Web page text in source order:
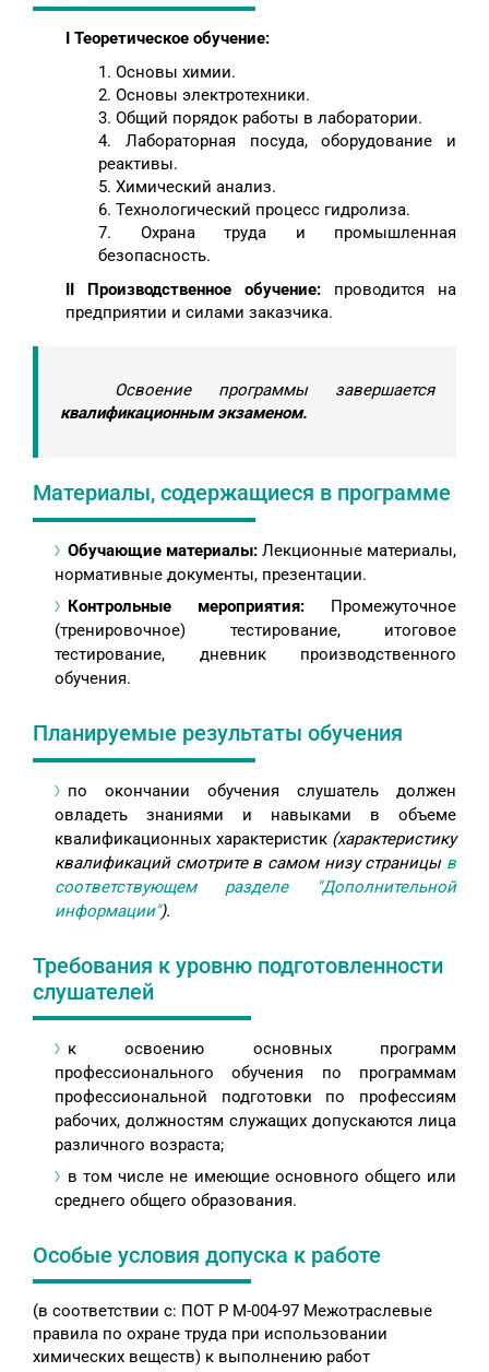
I Теоретическое обучение:
1. Основы химии.
2. Основы электротехники.
3. Общий порядок работы в лаборатории.
4. Лабораторная посуда, оборудование и
реактивы.
5. Химический анализ.
6. Технологический процесс гидролиза.
7. Охрана труда и промышленная
безопасность.
II Производственное обучение: проводится на
предприятии и силами заказчика.
Освоение программы завершается
квалификационным экзаменом.
Материалы, содержащиеся в программе
Обучающие материалы: Лекционные материалы,
нормативные документы, презентации.
Контрольные мероприятия: Промежуточное
(тренировочное) тестирование, итоговое
тестирование, дневник производственного
обучения.
Планируемые результаты обучения
по окончании обучения слушатель должен
овладеть знаниями и навыками в объеме
квалификационных характеристик(характеристику
квалификаций смотрите в самом низу страницы в
соответствующем разделе "Дополнительной
информации").
Требования к уровню подготовленности
слушателей
к освоению основных программ
профессионального обучения по программам
профессиональной подготовки по профессиям
рабочих, должностям служащих допускаются лица
различного возраста;
в том числе не имеющие основного общего или
среднего общего образования.
Особые условия допуска к работе
(в соответствии с: ПОТ Р М-004-97 Межотраслевые
правила по охране труда при использовании
химических веществ) к выполнению работ